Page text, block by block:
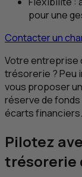
pour une
Contacter un
Votre entreprise
trésorerie ? Peu
vous proposer
réserve de
écarts financiers.
Pilotez
trésorerie